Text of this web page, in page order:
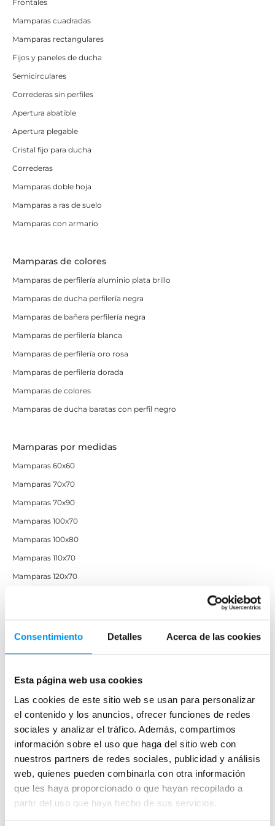
Consentimiento Detalles Acerca de las cookies
Esta página web usa cookies
Las cookies de este sitio web se usan para personalizar
el contenido y los anuncios, ofrecer funciones de redes
sociales y analizar el tráfico. Además, compartimos
información sobre el uso que haga del sitio web con
nuestros partners de redes sociales, publicidad y análisis
web, quienes pueden combinarla con otra información
que les haya proporcionado o que hayan recopilado a
partir del uso que haya hecho de sus servicios.
¿Quieres hacerte con tu mampara Elba Deyban? Revisa
de bañera o ducha, el tamaño que necesites y
acabados que mejor encajen con tu baño y tus
gustos.Desde Solomamparas te lo mandaremos
directo a casa.
Frontales
Mamparas cuadradas
Mamparas rectangulares
Fijos y paneles de ducha
Semicirculares
Correderas sin perfiles
Apertura abatible
Apertura plegable
Cristal fijo para ducha
Correderas
Mamparas doble hoja
Mamparas a ras de suelo
Mamparas con armario
Mamparas de colores
Mamparas de perfilería aluminio plata brillo
Mamparas de ducha perfilería negra
Mamparas de bañera perfilería negra
Mamparas de perfilería blanca
Mamparas de perfilería oro rosa
Mamparas de perfilería dorada
Mamparas de colores
Mamparas de ducha baratas con perfil negro
Mamparas por medidas
Mamparas 60x60
Mamparas 70x70
Mamparas 70x90
Mamparas 100x70
Mamparas 100x80
Mamparas 110x70
Mamparas 120x70
Semicirculares 70x70
Semicirculares 100x100
Mampara 95cm
Pequeñas
Pequeñas bañera
Mamparas por material
Mamparas de ducha acrílicas